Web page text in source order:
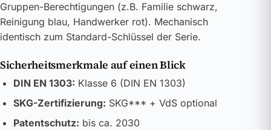
Gruppen-Berechtigungen (z.B. Familie schwarz,
Reinigung blau, Handwerker rot). Mechanisch
identisch zum Standard-Schlüssel der Serie.
Sicherheitsmerkmale auf einen Blick
DIN EN 1303: Klasse 6 (DIN EN 1303)
SKG-Zertifizierung: SKG*** + VdS optional
Patentschutz: bis ca. 2030